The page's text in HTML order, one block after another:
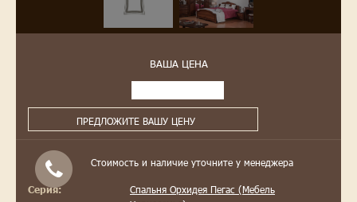
ВАША ЦЕНА
ПРЕДЛОЖИТЕ ВАШУ ЦЕНУ
Стоимость и наличие уточните у менеджера
Серия:
Спальня Орхидея Пегас (Мебель